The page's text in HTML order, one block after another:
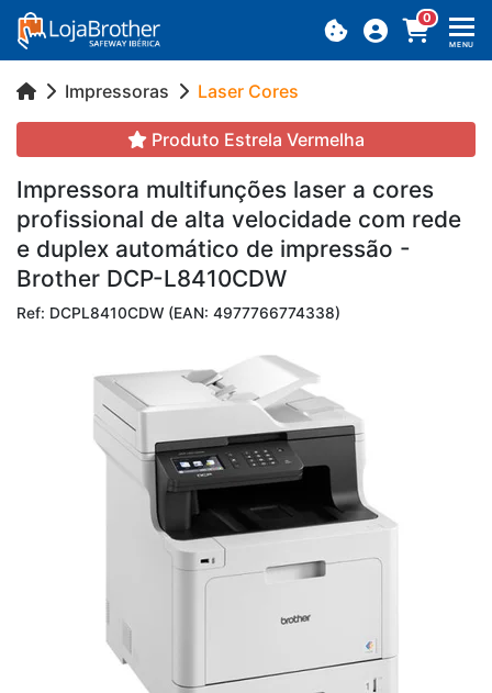
0
MENU
Impressoras Laser Cores
Produto Estrela Vermelha
Im­pres­sora mul­ti­fun­ções laser a cores
pro­fis­si­onal de alta ve­lo­ci­dade com rede
e du­plex au­to­má­tico de im­pressão -
Brother DCP-L8410CDW
Ref: DCPL8410CDW (EAN: 4977766774338)